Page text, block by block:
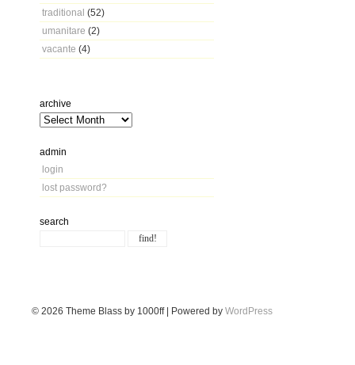
traditional (52)
umanitare (2)
vacante (4)
archive
admin
login
lost password?
search
© 2026 Theme Blass by 1000ff | Powered by WordPress